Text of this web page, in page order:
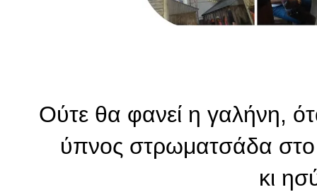
Ούτε θα φανεί η γαλήνη,
ύπνος στρωματσάδα στο
κι